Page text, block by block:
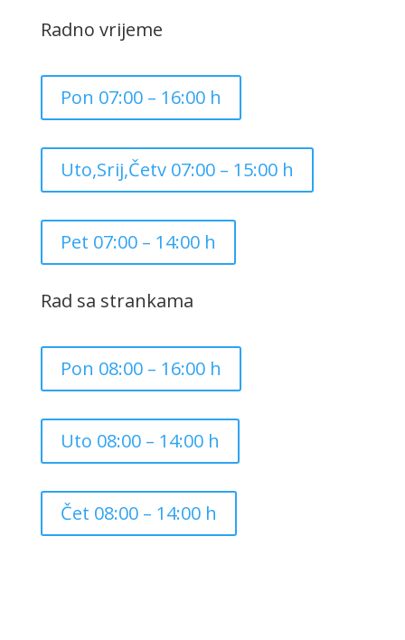
Radno vrijeme
Pon 07:00 – 16:00 h
Uto,Srij,Četv 07:00 – 15:00 h
Pet 07:00 – 14:00 h
Rad sa strankama
Pon 08:00 – 16:00 h
Uto 08:00 – 14:00 h
Čet 08:00 – 14:00 h